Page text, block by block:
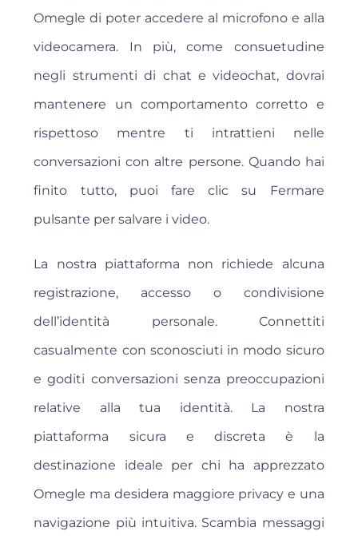
Omegle di poter accedere al microfono e alla
videocamera. In più, come consuetudine
negli strumenti di chat e videochat, dovrai
mantenere un comportamento corretto e
rispettoso mentre ti intrattieni nelle
conversazioni con altre persone. Quando hai
finito tutto, puoi fare clic su Fermare
pulsante per salvare i video.
La nostra piattaforma non richiede alcuna
registrazione, accesso o condivisione
dell’identità personale. Connettiti
casualmente con sconosciuti in modo sicuro
e goditi conversazioni senza preoccupazioni
relative alla tua identità. La nostra
piattaforma sicura e discreta è la
destinazione ideale per chi ha apprezzato
Omegle ma desidera maggiore privacy e una
navigazione più intuitiva. Scambia messaggi